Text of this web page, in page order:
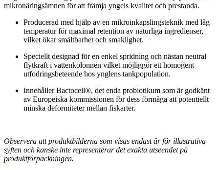
mikronäringsämnen för att främja yngels kvalitet och prestanda.
Producerad med hjälp av en mikroinkapslingsteknik med låg
temperatur för maximal retention av naturliga ingredienser,
vilket ökar smältbarhet och smaklighet.
Speciellt designad för en enkel spridning och nästan neutral
flytkraft i vattenkolonnen vilket möjliggör ett homogent
utfodringsbeteende hos ynglens tankpopulation.
Innehåller Bactocell®, det enda probiotikum som är godkänt
av Europeiska kommissionen för dess förmåga att potentiellt
minska deformiteter mellan fiskarter.
Observera att produktbilderna som visas endast är för illustrativa
syften och kanske inte representerar det exakta utseendet på
produktförpackningen.